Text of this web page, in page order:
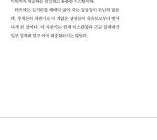
치유
킹고, 빈곤층에 태양광 발전기를 보급